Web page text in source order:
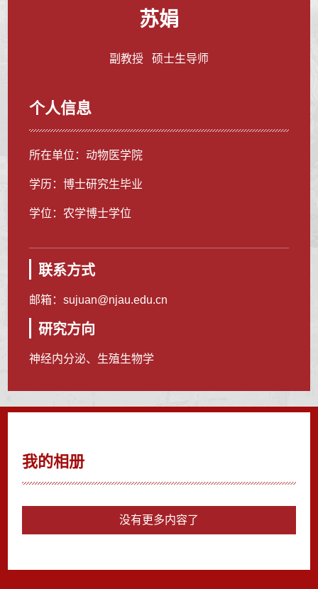
苏娟
副教授 硕士生导师
个人信息
所在单位：动物医学院
学历：博士研究生毕业
学位：农学博士学位
联系方式
邮箱：sujuan@njau.edu.cn
研究方向
神经内分泌、生殖生物学
我的相册
没有更多内容了